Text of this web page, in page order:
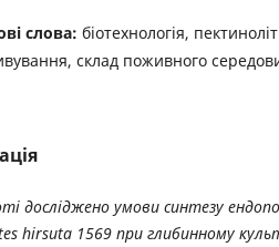
слова: біотехнологія,
склад поживного
досліджено умови синтезу
hirsuta 1569 при глибинному